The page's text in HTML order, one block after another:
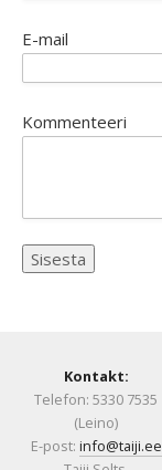
E-mail
Kommenteeri
Kontakt:
Telefon: 5330 7535
(Leino)
E-post: info@taiji.ee